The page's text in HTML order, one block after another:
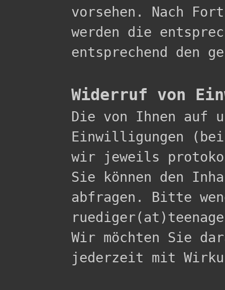
vorsehen. Nach
werden die
entsprechend den
Widerruf von
Die von Ihnen auf
Einwilligungen
wir jeweils
Sie können den
abfragen. Bitte
Wir möchten Sie
jederzeit mit